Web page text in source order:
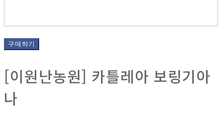
구매하기
[이원난농원] 카틀레아 보링기아
나